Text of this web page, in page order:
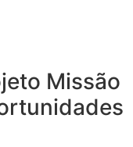
Missão